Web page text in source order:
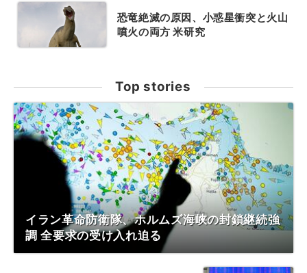
恐竜絶滅の原因、小惑星衝突と火山
噴火の両方 米研究
Top stories
イラン革命防衛隊、ホルムズ海峡の封鎖継続強
調 全要求の受け入れ迫る